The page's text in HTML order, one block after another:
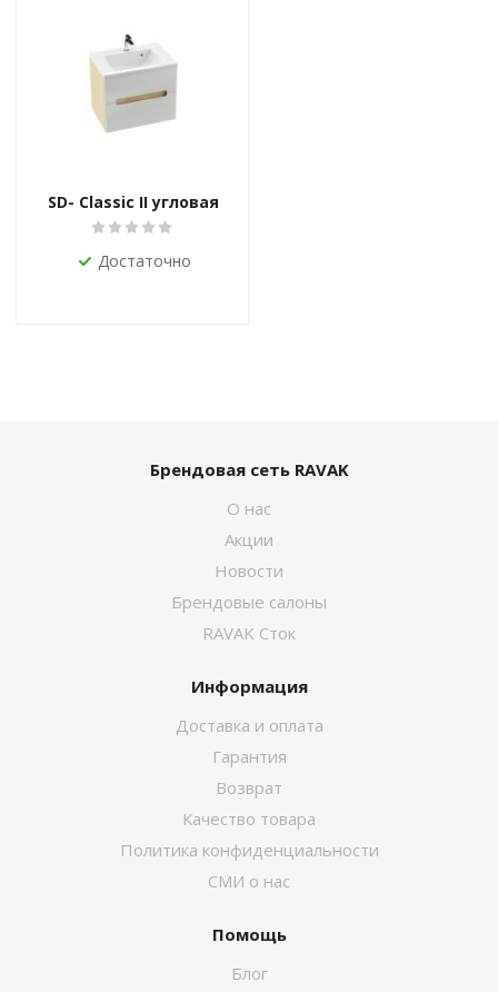
SD- Classic II угловая
Достаточно
Брендовая сеть RAVAK
О нас
Акции
Новости
Брендовые салоны
RAVAK Сток
Информация
Доставка и оплата
Гарантия
Возврат
Качество товара
Политика конфиденциальности
СМИ о нас
Помощь
Блог